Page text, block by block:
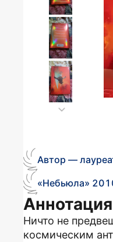
Аннотация
Ничто не
космическим
Автор —
«Небьюла»